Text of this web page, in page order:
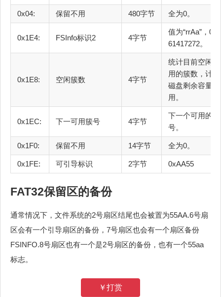
0x04: 保留不用 480字节 全为0。
0x1E4: FSInfo标识2 4字节
值为“rrAa”，0x
61417272。
0x1E8: 空闲簇数 4字节
统计目前空闲可
用的簇数，计算
磁盘剩余容量可
用。
0x1EC: 下一可用簇号 4字节
下一个可用的簇
号。
0x1F0: 保留不用 14字节 全为0。
0x1FE: 可引导标识 2字节 0xAA55
FAT32保留区的备份
通常情况下，文件系统的2号扇区结尾也会被置为55AA.6号扇
区会有一个引导扇区的备份，7号扇区也会有一个扇区备份
FSINFO.8号扇区也有一个是2号扇区的备份，也有一个55aa
标志。
￥打赏